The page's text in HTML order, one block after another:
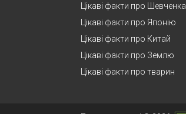
Цікаві факти про Шевченка
Цікаві факти про Японію
Цікаві факти про Китай
Цікаві факти про Землю
Цікаві факти про тварин